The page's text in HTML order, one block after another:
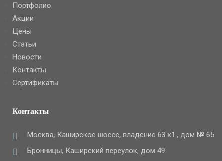
Портфолио
Акции
Цены
Статьи
Новости
Контакты
Сертификаты
Контакты
Москва, Каширское шоссе, владение 63 к1., дом № 65
Бронницы, Каширский переулок, дом 49